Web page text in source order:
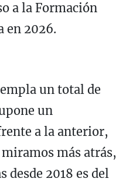
a la Formación
en 2026.
un total de
un
a la anterior,
más atrás,
desde 2018 es del